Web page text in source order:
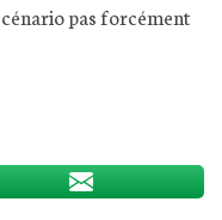
pas forcément